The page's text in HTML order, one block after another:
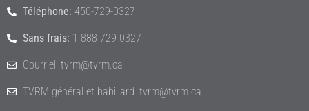
Téléphone: 450-729-0327
Sans frais: 1-888-729-0327
Courriel: tvrm@tvrm.ca
TVRM général et babillard: tvrm@tvrm.ca